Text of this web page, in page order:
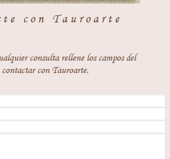
con Tauroarte
consulta rellene los campos del
con Tauroarte.